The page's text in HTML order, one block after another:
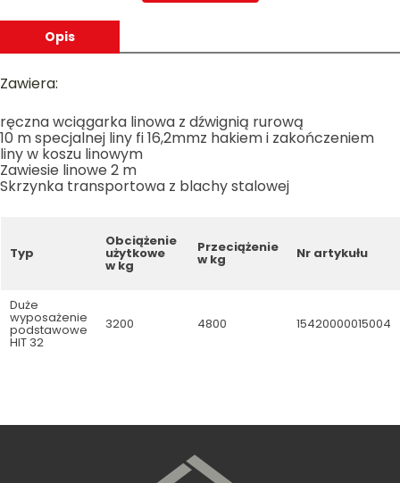
Opis
Zawiera:
ręczna wciągarka linowa z dźwignią rurową
10 m specjalnej liny fi 16,2mmz hakiem i zakończeniem
liny w koszu linowym
Zawiesie linowe 2 m
Skrzynka transportowa z blachy stalowej
Typ
Obciążenie
użytkowe
w kg
Przeciążenie
w kg Nr artykułu
Duże
wyposażenie
podstawowe
HIT 32
3200 4800 15420000015004